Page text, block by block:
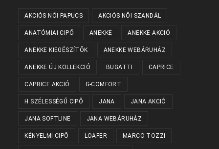
AKCIÓS NŐI PAPUCS AKCIÓS NŐI SZANDÁL
ANATÓMIAI CIPŐ ANEKKE ANEKKE AKCIÓ
ANEKKE KIEGÉSZÍTŐK ANEKKE WEBÁRUHÁZ
ANEKKE ÚJ KOLLEKCIÓ BUGATTI CAPRICE
CAPRICE AKCIÓ G-COMFORT
H SZÉLESSÉGŰ CIPŐ JANA JANA AKCIÓ
JANA SOFTLINE JANA WEBÁRUHÁZ
KÉNYELMI CIPŐ LOAFER MARCO TOZZI